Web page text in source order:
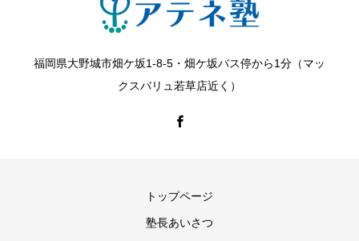
お客さまがご本人の個人情報の照会・修正・削除などをご
させていただきます。
福岡県大野城市畑ケ坂1-8-5・畑ケ坂バス停から1分（マッ
クスバリュ若草店近く）
トップページ
塾長あいさつ